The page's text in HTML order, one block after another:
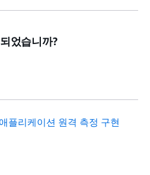
었습니까?
플리케이션 원격 측정 구현